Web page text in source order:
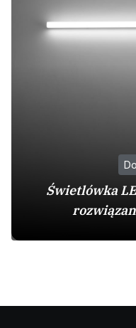
Świetlówka